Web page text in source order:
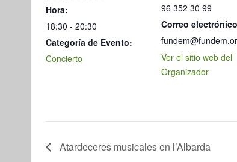
Hora:
18:30 - 20:30
Categoría de Evento:
Concierto
96 352 30 99
Correo electrónico
Ver el sitio web del
Organizador
Atardeceres musicales en l’Albarda